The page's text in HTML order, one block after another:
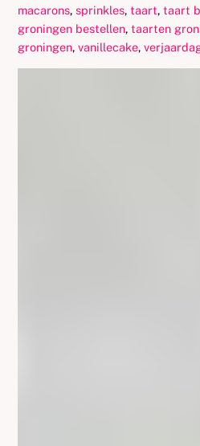
macarons,sprinkles,taart,taart
groningen bestellen,taarten
groningen,vanillecake,